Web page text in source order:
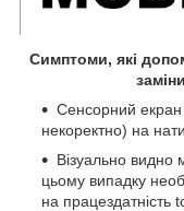
Симптоми, які
Сенсорний екран
некоректно) на
Візуально видно
цьому випадку
на працездатність